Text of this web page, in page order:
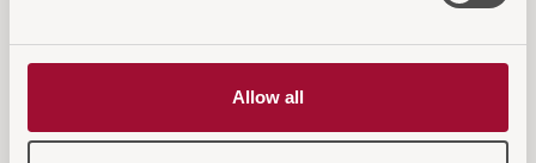
Allow all